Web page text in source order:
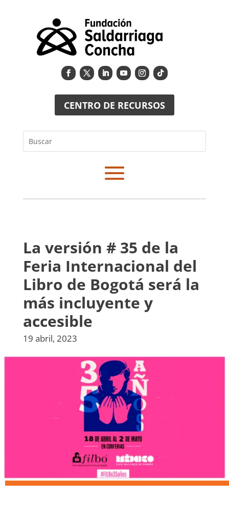
CENTRO DE RECURSOS
Buscar
La versión # 35 de la
Feria Internacional del
Libro de Bogotá será la
más incluyente y
accesible
19 abril, 2023